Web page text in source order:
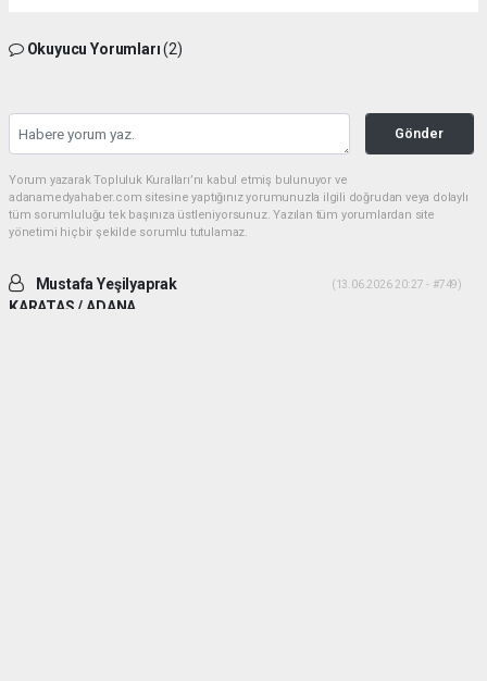
Okuyucu Yorumları(2)
Gönder
Yorum yazarak Topluluk Kuralları’nı kabul etmiş bulunuyor ve
adanamedyahaber.com sitesine yaptığınız yorumunuzla ilgili doğrudan veya dolaylı
tüm sorumluluğu tek başınıza üstleniyorsunuz. Yazılan tüm yorumlardan site
yönetimi hiçbir şekilde sorumlu tutulamaz.
Mustafa Yeşilyaprak
KARATAS / ADANA
(13.06.2026 20:27 - #749)